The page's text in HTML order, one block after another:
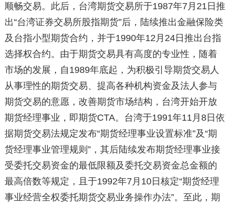
顺畅交易。此后，台湾期货交易所于1987年7月21日推
出“台湾证券交易所股指期货”后，陆续推出金融保险类
及台指小型期货合约，并于1990年12月24日推出台指
选择权合约。由于期货交易具有高度的专业性，随着
市场的发展，自1989年底起，为积极引导期货交易人
从事理性的期货交易、提高各种机构资金及法人参与
期货交易的意愿，改善期货市场结构，台湾开始开放
期货经理事业，即期货CTA。台湾于1991年11月8日依
据期货交易法规定发布“期货经理事业设置标准”及“期
货经理事业管理规则”，其后陆续发布期货经理事业接
受委托交易资金的最低限额及委托交易资金总金额的
最高倍数等规定，且于1992年7月10日核定“期货经理
事业经营全权委托期货交易业务操作办法”。至此，期